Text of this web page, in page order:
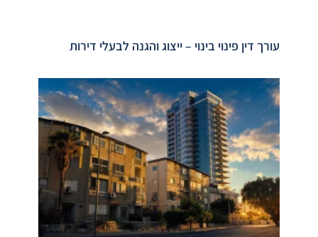
עורך דין פינוי בינוי – ייצוג והגנה לבעלי דירות